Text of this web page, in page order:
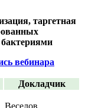
таргетная
вебинара
Докладчик
Веселов